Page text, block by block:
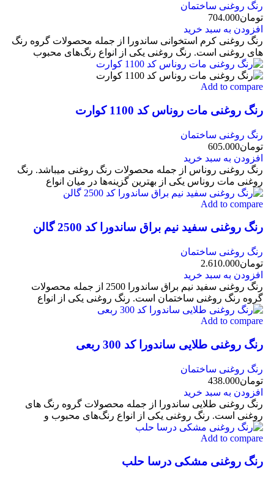
رنگ روغنی ساختمان
تومان704.000
افزودن به سبد خرید
رنگ روغنی کرم استخوانی ساندورا از جمله محصولات گروه رنگ
های روغنی است. رنگ روغنی یکی از انواع رنگ‌های محبوب
Add to compare
رنگ روغنی مات روناس کد 1100 کوارت
رنگ روغنی ساختمان
تومان605.000
افزودن به سبد خرید
رنگ روغنی روناس از جمله محصولات رنگ روغنی میباشد. رنگ
روغنی مات روناس یکی از بهترین گزینه‌ها در میان انواع
Add to compare
رنگ روغنی سفید نیم براق ساندورا کد 2500 گالن
رنگ روغنی ساختمان
تومان2.610.000
افزودن به سبد خرید
رنگ روغنی سفید نیم براق ساندورا 2500 از جمله محصولات
گروه رنگ روغنی ساختمان است. رنگ روغنی یکی از انواع
Add to compare
رنگ روغنی طلایی ساندورا کد 300 ربعی
رنگ روغنی ساختمان
تومان438.000
افزودن به سبد خرید
رنگ روغنی طلایی ساندورا از جمله محصولات گروه رنگ های
روغنی است. رنگ روغنی یکی از انواع رنگ‌های محبوب و
Add to compare
رنگ روغنی مشکی درسا حلب